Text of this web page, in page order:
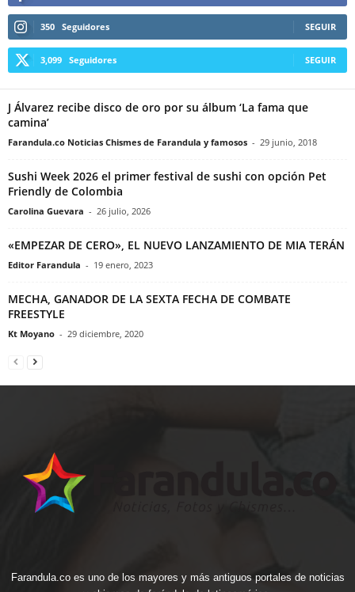
350 Seguidores SEGUIR
3,099 Seguidores SEGUIR
J Álvarez recibe disco de oro por su álbum ‘La fama que
camina’
Farandula.co Noticias Chismes de Farandula y famosos - 29 junio, 2018
Sushi Week 2026 el primer festival de sushi con opción Pet
Friendly de Colombia
Carolina Guevara - 26 julio, 2026
«EMPEZAR DE CERO», EL NUEVO LANZAMIENTO DE MIA TERÁN
Editor Farandula - 19 enero, 2023
MECHA, GANADOR DE LA SEXTA FECHA DE COMBATE
FREESTYLE
Kt Moyano - 29 diciembre, 2020
Farandula.co es uno de los mayores y más antiguos portales de noticias